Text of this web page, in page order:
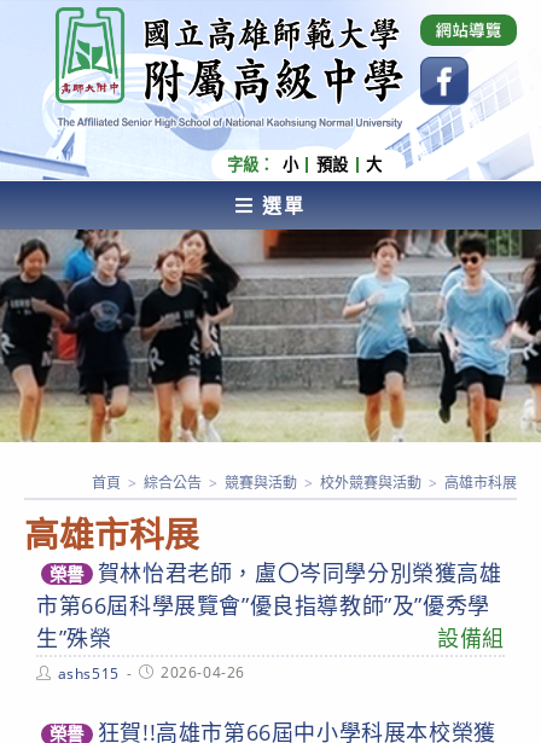
內
容
國立高雄師範大學附屬高級中學 Affiliated Senior
High School of National Kaohsiung Normal
University
字級： 小 預設 大
選單
AFFILIATED SENIOR HIGH SCHOOL OF NATIONAL
KAOHSIUNG NORMAL UNIVERSITY
高雄市科展
首頁 > 綜合公告 > 競賽與活動 > 校外競賽與活動 > 高雄市科展
榮譽 賀林怡君老師，盧〇岑同學分別榮獲高雄
市第66屆科學展覽會”優良指導教師”及”優秀學
生”殊榮
設備組
Postashs515
Post2026-04-26
榮譽
狂賀!!高雄市第66屆中小學科展本校榮獲